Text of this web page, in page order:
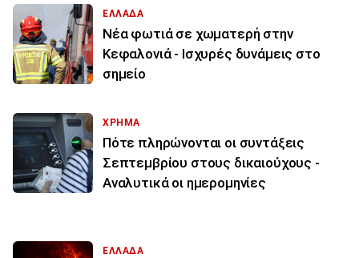
ΕΛΛΑΔΑ
Νέα φωτιά σε χωματερή στην
Κεφαλονιά - Ισχυρές δυνάμεις στο
σημείο
ΧΡΗΜΑ
Πότε πληρώνονται οι συντάξεις
Σεπτεμβρίου στους δικαιούχους -
Αναλυτικά οι ημερομηνίες
ΕΛΛΑΔΑ